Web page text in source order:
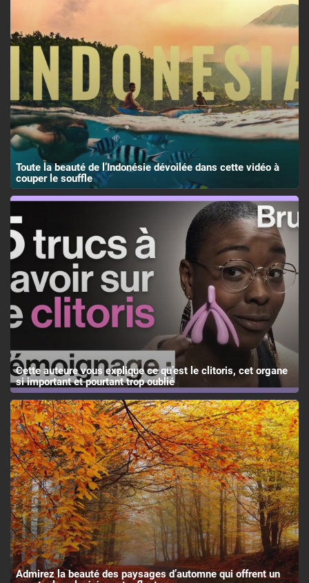
Toute la beauté de l’Indonésie dévoilée dans cette vidéo à
couper le souffle
Cette auteure vous explique ce qu’est le clitoris, cet organe
si important et pourtant trop oublié
Admirez la beauté des paysages d’automne qui offrent un